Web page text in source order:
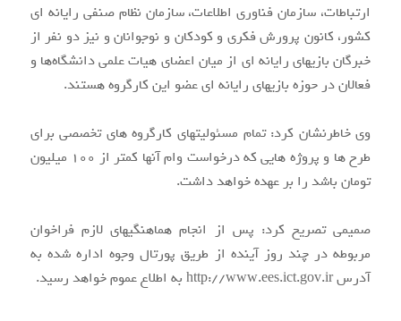
ارتباطات، سازمان فناوری اطلاعات، سازمان نظام صنفی رایانه ای
کشور، کانون پرورش فکری و کودکان و نوجوانان و نیز دو نفر از
خبرگان بازیهای رایانه ای از میان اعضای هیات علمی دانشگاه‌ها و
فعالان در حوزه بازیهای رایانه ای عضو این کارگروه هستند.
وی خاطرنشان کرد:‌ تمام مسئولیتهای کارگروه های تخصصی برای
طرح ها و پروژه هایی که درخواست وام آنها کمتر از 100 میلیون
تومان باشد را بر عهده خواهد داشت.
صمیمی تصریح کرد:‌ پس از انجام هماهنگیهای لازم فراخوان
مربوطه در چند روز آینده از طریق پورتال وجوه اداره شده به
آدرس http://www.ees.ict.gov.ir به اطلاع عموم خواهد رسید.